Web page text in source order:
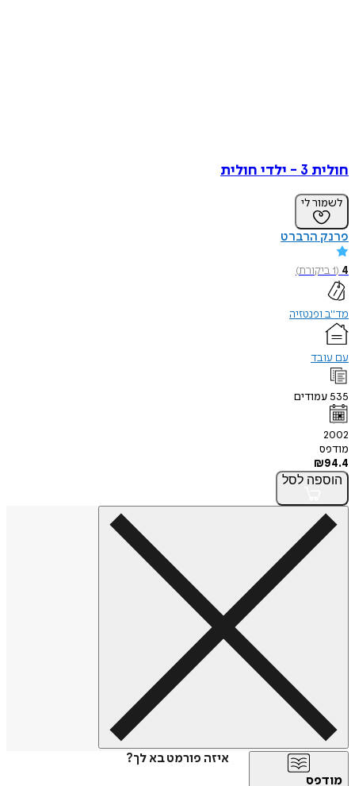
חולית 3 - ילדי חולית
לשמור לי
פרנק הרברט
4
(
1ביקורת)
מד"ב ופנטזיה
עם עובד
535 עמודים
2002
מודפס
₪94.4
הוספה לסל
איזה פורמט בא לך?
מודפס